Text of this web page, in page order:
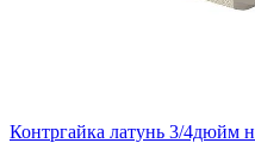
Контргайка латунь 3/4дюйм